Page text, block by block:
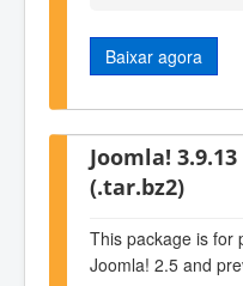
Baixar agora
Joomla!
(.tar.bz2)
This package is for
Joomla! 2.5 and